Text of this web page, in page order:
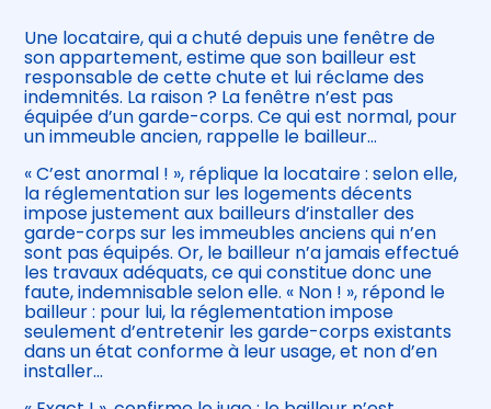
Être prêt pour la facturation
électronique
Une locataire, qui a chuté depuis une fenêtre de
son appartement, estime que son bailleur est
responsable de cette chute et lui réclame des
indemnités. La raison ? La fenêtre n’est pas
équipée d’un garde-corps. Ce qui est normal, pour
un immeuble ancien, rappelle le bailleur…
« C’est anormal ! », réplique la locataire : selon elle,
la réglementation sur les logements décents
impose justement aux bailleurs d’installer des
garde-corps sur les immeubles anciens qui n’en
sont pas équipés. Or, le bailleur n’a jamais effectué
les travaux adéquats, ce qui constitue donc une
faute, indemnisable selon elle. « Non ! », répond le
bailleur : pour lui, la réglementation impose
seulement d’entretenir les garde-corps existants
dans un état conforme à leur usage, et non d’en
installer…